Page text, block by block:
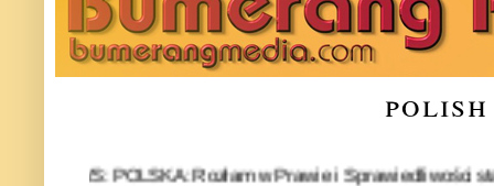
POLSKA: Rozłam w Prawie i Sprawiedliwości stał